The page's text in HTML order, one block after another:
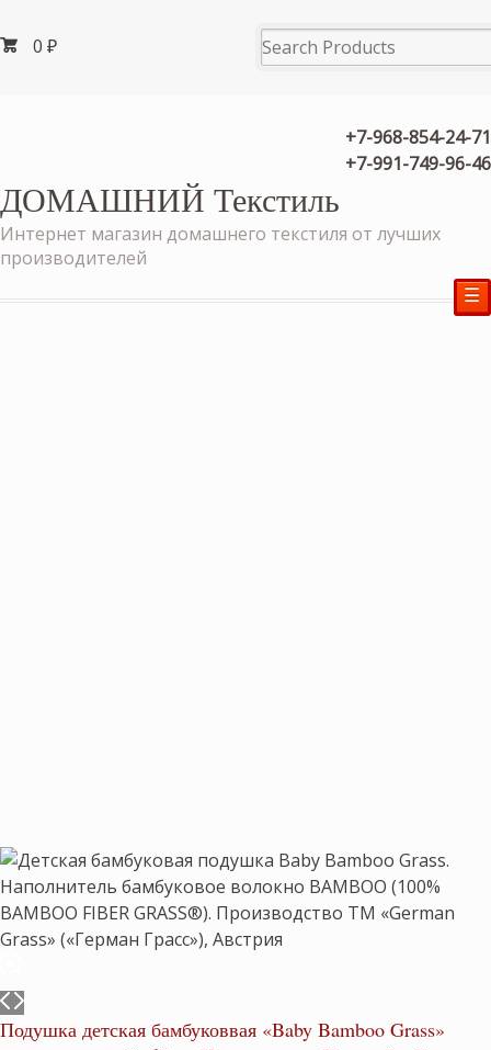
0 ₽
+7-968-854-24-71
+7-991-749-96-46
ДОМАШНИЙ Текстиль
Интернет магазин домашнего текстиля от лучших
производителей
☰
Подушка детская бамбуковвая «Baby Bamboo Grass»